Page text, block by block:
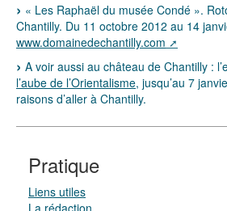
« Les Raphaël du musée Condé ».
Chantilly. Du 11 octobre 2012 au 14
www.domainedechantilly.com
A voir aussi au château de Chantilly :
l’aube de l’Orientalisme, jusqu’au 7
raisons d’aller à Chantilly.
Pratique
Liens utiles
La rédaction